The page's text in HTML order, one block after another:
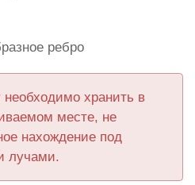
ребро
хранить в
месте, не
нахождение под
лучами.